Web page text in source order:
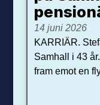
14 juni 2026
KARRIÄR.
Samhall i 43
fram emot en